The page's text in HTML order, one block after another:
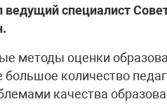
специалист
методы оценки
количество
качества